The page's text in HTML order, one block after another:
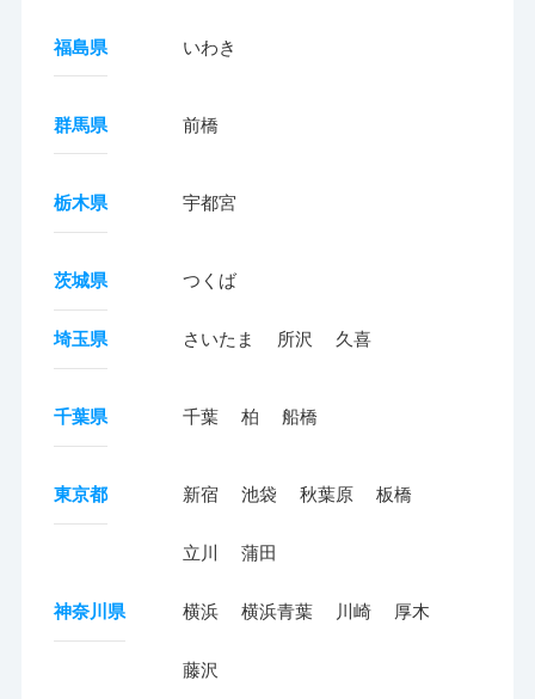
福島県 いわき
群馬県 前橋
栃木県 宇都宮
茨城県 つくば
埼玉県 さいたま 所沢 久喜
千葉県 千葉 柏 船橋
東京都 新宿 池袋 秋葉原 板橋
立川 蒲田
神奈川県 横浜 横浜青葉 川崎 厚木
藤沢